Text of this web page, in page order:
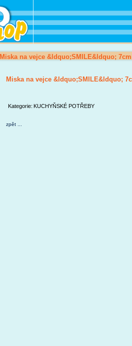
Miska na vejce &ldquo;SMILE&ldquo;
Miska na vejce &ldquo;SMILE&ldquo;
Kategorie: KUCHYŇSKÉ POTŘEBY
zpět ...